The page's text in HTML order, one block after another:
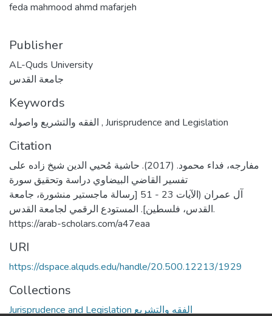
feda mahmood ahmd mafarjeh
Publisher
AL-Quds University
جامعة القدس
Keywords
, Jurisprudence and Legislation
Citation
مفارجه، فداء محمود. (2017). حاشية مُحيي الدين شيخ زاده على
تفسير القاضي البيضاوي دراسة وتحقيق سورة
آل عمران (الآيات 23 - 51 [رسالة ماجستير منشورة، جامعة
القدس، فلسطين]. المستودع الرقمي لجامعة القدس.
https://arab-scholars.com/a47eaa
URI
https://dspace.alquds.edu/handle/20.500.12213/1929
Collections
Jurisprudence and Legislation الفقه والتشريع